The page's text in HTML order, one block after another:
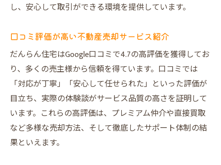
し、安心して取引ができる環境を提供しています。
口コミ評価が高い不動産売却サービス紹介
だんらん住宅はGoogle口コミで4.7の高評価を獲得してお
り、多くの売主様から信頼を得ています。口コミでは
「対応が丁寧」「安心して任せられた」といった評価が
目立ち、実際の体験談がサービス品質の高さを証明して
います。これらの高評価は、プレミアム仲介や直接買取
など多様な売却方法、そして徹底したサポート体制の結
果といえます。